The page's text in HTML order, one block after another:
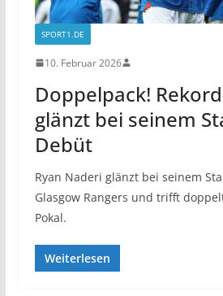
SPORT1.DE
10. Februar 2026
Doppelpack!
glänzt bei seinem
Debüt
Ryan Naderi glänzt bei seinem
Glasgow Rangers und trifft
Pokal.
Weiterlesen